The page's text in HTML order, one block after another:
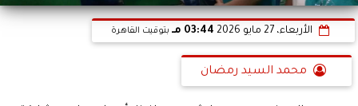
الأربعاء، 27 مايو 2026 03:44 مـ بتوقيت القاهرة
محمد السيد رمضان